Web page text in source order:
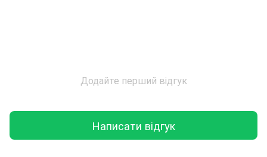
Додайте перший відгук
Написати відгук